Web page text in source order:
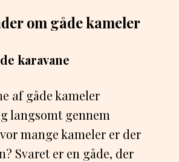
om gåde kameler
karavane
af gåde kameler
langsomt gennem
mange kameler er der
Svaret er en gåde, der